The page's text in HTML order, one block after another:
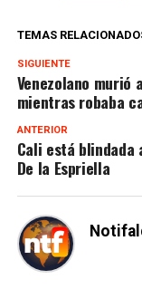
TEMAS
SIGUIENTE
Venezolano
mientras robaba
ANTERIOR
Cali está blindada
De la Espriella